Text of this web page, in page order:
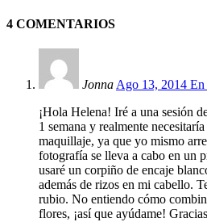
4 COMENTARIOS
Jonna Ago 13, 2014 En
¡Hola Helena! Iré a una sesión
1 semana y realmente
maquillaje, ya que yo mismo
fotografía se lleva a cabo en un
usaré un corpiño de encaje
además de rizos en mi cabello.
rubio. No entiendo cómo
flores, ¡así que ayúdame!